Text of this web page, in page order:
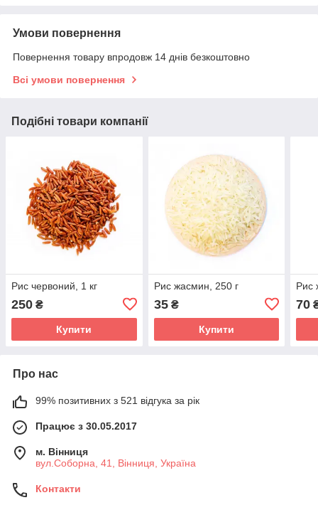
Умови повернення
Повернення товару впродовж 14 днів безкоштовно
Всі умови повернення
Подібні товари компанії
Рис червоний, 1 кг
250 ₴
Купити
Рис жасмин, 250 г
35₴
Купити
Рис
70
Про нас
99% позитивних з 521 відгука за рік
Працює з 30.05.2017
м. Вінниця
вул.Соборна, 41, Вінниця, Україна
Контакти